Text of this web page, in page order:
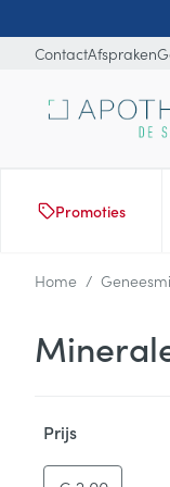
ContactAfspraken
Promoties
Home /
Prijs